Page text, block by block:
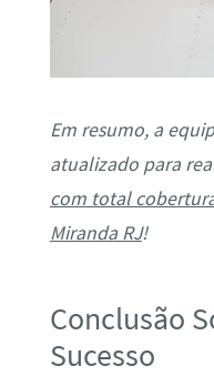
Em resumo, a
atualizado para
com total
Miranda RJ!
Conclusão
Sucesso